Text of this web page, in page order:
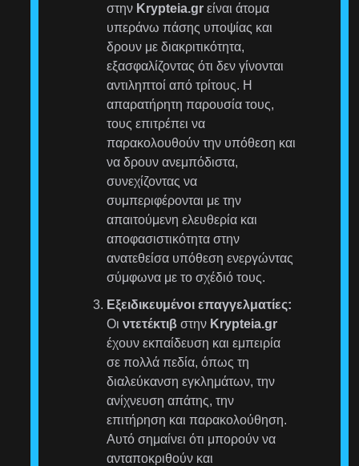
στην Krypteia.gr είναι άτομα
υπεράνω πάσης υποψίας και
δρουν με διακριτικότητα,
εξασφαλίζοντας ότι δεν γίνονται
αντιληπτοί από τρίτους. Η
απαρατήρητη παρουσία τους,
τους επιτρέπει να
παρακολουθούν την υπόθεση και
να δρουν ανεμπόδιστα,
συνεχίζοντας να
συμπεριφέρονται με την
απαιτούμενη ελευθερία και
αποφασιστικότητα στην
ανατεθείσα υπόθεση ενεργώντας
σύμφωνα με το σχέδιό τους.
Εξειδικευμένοι επαγγελματίες:
Οιντετέκτιβ στην Krypteia.gr
έχουν εκπαίδευση και εμπειρία
σε πολλά πεδία, όπως τη
διαλεύκανση εγκλημάτων, την
ανίχνευση απάτης, την
επιτήρηση και παρακολούθηση.
Αυτό σημαίνει ότι μπορούν να
ανταποκριθούν και